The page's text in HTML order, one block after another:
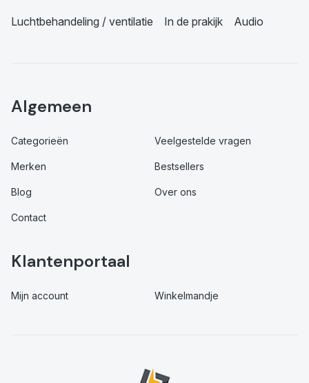
Luchtbehandeling / ventilatie In de prakijk Audio
Algemeen
Categorieën Veelgestelde vragen
Merken Bestsellers
Blog Over ons
Contact
Klantenportaal
Mijn account Winkelmandje